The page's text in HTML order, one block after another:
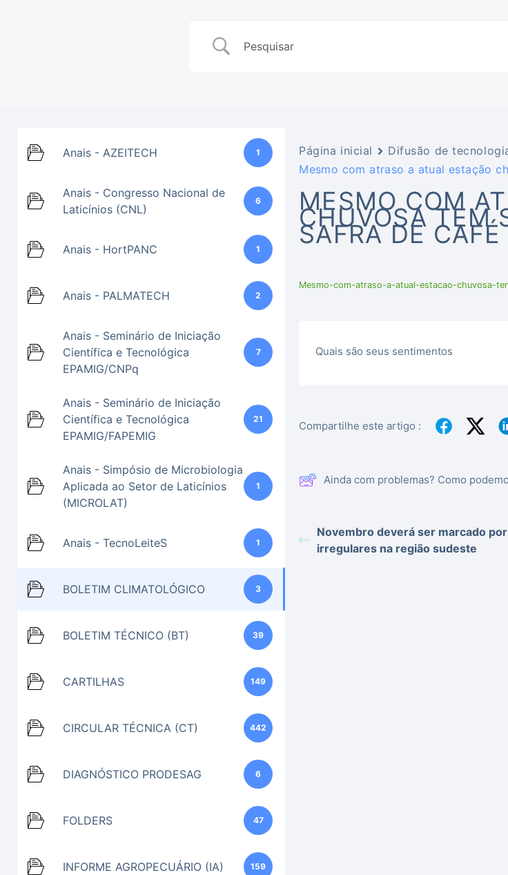
Anais - AZEITECH 1
Anais - Congresso Nacional de
Laticínios (CNL)
6
Anais - HortPANC 1
Anais - PALMATECH 2
Anais - Seminário de Iniciação
Científica e Tecnológica
EPAMIG/CNPq
7
Anais - Seminário de Iniciação
Científica e Tecnológica
EPAMIG/FAPEMIG
21
Anais - Simpósio de Microbiologia
Aplicada ao Setor de Laticínios
(MICROLAT)
1
Anais - TecnoLeiteS 1
BOLETIM CLIMATOLÓGICO 3
BOLETIM TÉCNICO (BT) 39
CARTILHAS 149
CIRCULAR TÉCNICA (CT) 442
DIAGNÓSTICO PRODESAG 6
FOLDERS 47
INFORME AGROPECUÁRIO (IA) 159
Página inicial Difusão de
Mesmo com atraso a atual estação
MESMO COM
CHUVOSA TEM
SAFRA DE CAFÉ
Mesmo-com-atraso-a-atual-estacao-chuvosa-
Quais são seus sentimentos
Compartilhe este artigo :
Ainda com problemas? Como
Novembro deverá ser marcado
irregulares na região sudeste